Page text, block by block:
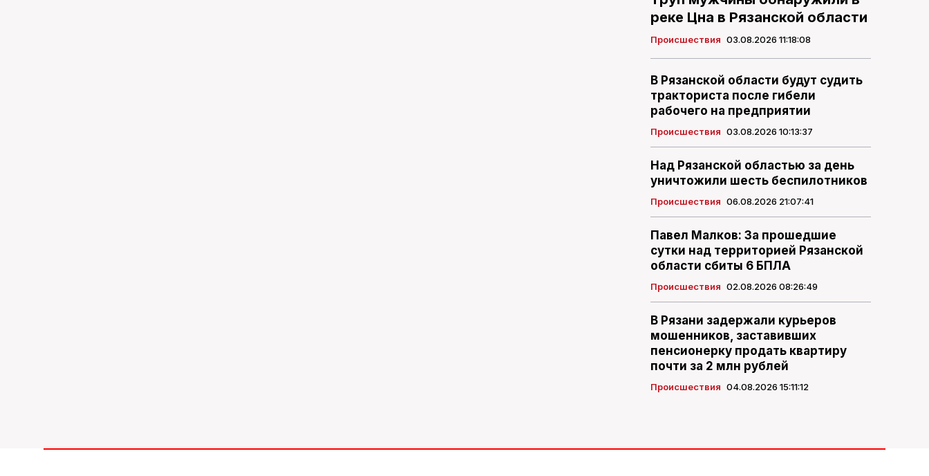
реке Цна в Рязанской области
Происшествия 03.08.2026 11:18:08
В Рязанской области будут судить
тракториста после гибели
рабочего на предприятии
Происшествия 03.08.2026 10:13:37
Над Рязанской областью за день
уничтожили шесть беспилотников
Происшествия 06.08.2026 21:07:41
Павел Малков: За прошедшие
сутки над территорией Рязанской
области сбиты 6 БПЛА
Происшествия 02.08.2026 08:26:49
В Рязани задержали курьеров
мошенников, заставивших
пенсионерку продать квартиру
почти за 2 млн рублей
Происшествия 04.08.2026 15:11:12